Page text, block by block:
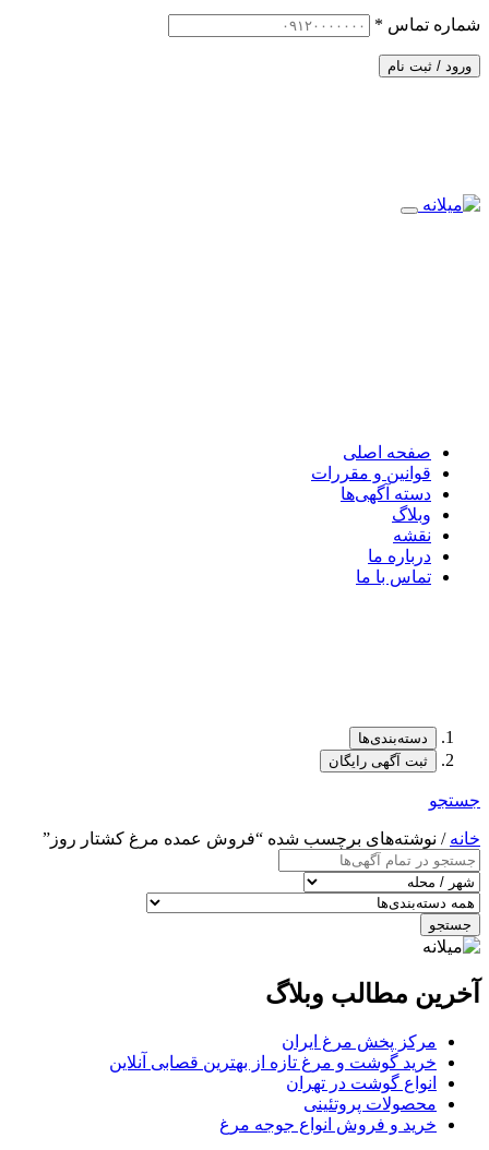
شماره تماس *
ورود / ثبت نام
صفحه اصلی
قوانین و مقررات
دسته آگهی‌ها
وبلاگ
نقشه
درباره ما
تماس با ما
دسته‌بندی‌ها
ثبت آگهی رایگان
جستجو
خانه / نوشته‌های برچسب شده “فروش عمده مرغ کشتار روز”
جستجو
آخرین مطالب وبلاگ
مرکز پخش مرغ ایران
خرید گوشت و مرغ تازه از بهترین قصابی آنلاین
انواع گوشت در تهران
محصولات پروتئینی
خرید و فروش انواع جوجه مرغ